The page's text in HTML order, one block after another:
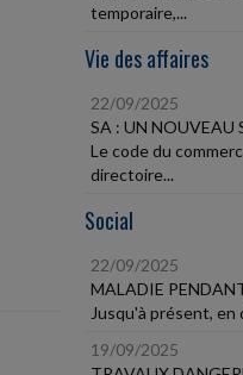
temporaire,...
Vie des affaires
22/09/2025
SA : UN NOUVEAU
Le code du
directoire...
Social
22/09/2025
MALADIE
Jusqu'à présent,
19/09/2025